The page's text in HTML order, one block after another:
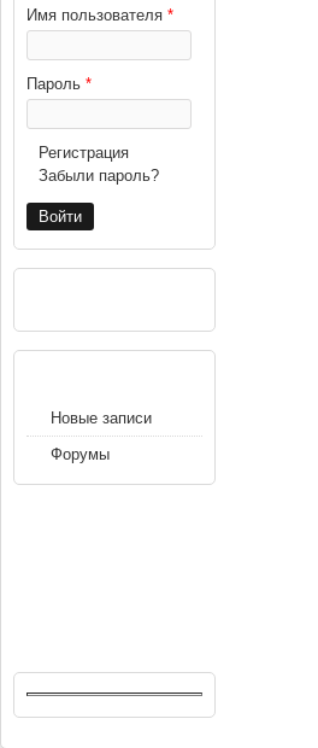
Имя пользователя *
Пароль *
Регистрация
Забыли пароль?
Новые записи
Форумы